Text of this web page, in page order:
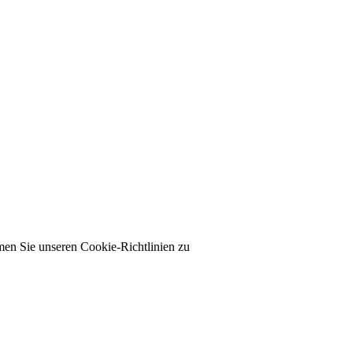
Sie unseren Cookie-Richtlinien zu